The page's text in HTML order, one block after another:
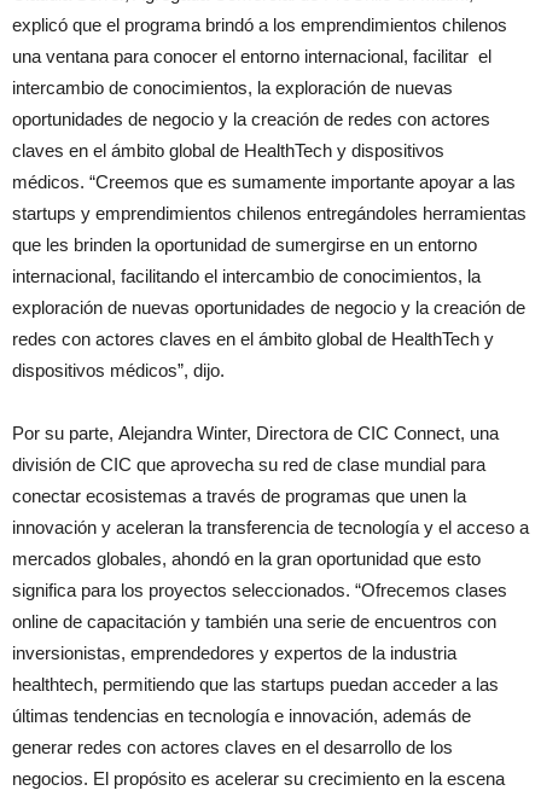
explicó que el programa brindó a los emprendimientos chilenos
una ventana para conocer el entorno internacional, facilitar el
intercambio de conocimientos, la exploración de nuevas
oportunidades de negocio y la creación de redes con actores
claves en el ámbito global de HealthTech y dispositivos
médicos. “Creemos que es sumamente importante apoyar a las
startups y emprendimientos chilenos entregándoles herramientas
que les brinden la oportunidad de sumergirse en un entorno
internacional, facilitando el intercambio de conocimientos, la
exploración de nuevas oportunidades de negocio y la creación de
redes con actores claves en el ámbito global de HealthTech y
dispositivos médicos”, dijo.
Por su parte, Alejandra Winter, Directora de CIC Connect, una
división de CIC que aprovecha su red de clase mundial para
conectar ecosistemas a través de programas que unen la
innovación y aceleran la transferencia de tecnología y el acceso a
mercados globales, ahondó en la gran oportunidad que esto
significa para los proyectos seleccionados. “Ofrecemos clases
online de capacitación y también una serie de encuentros con
inversionistas, emprendedores y expertos de la industria
healthtech, permitiendo que las startups puedan acceder a las
últimas tendencias en tecnología e innovación, además de
generar redes con actores claves en el desarrollo de los
negocios. El propósito es acelerar su crecimiento en la escena